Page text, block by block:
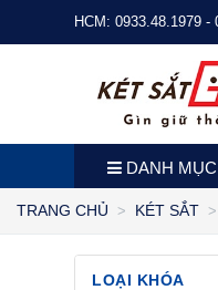
HCM: 0933.48.1979 -
DANH
TRANG CHỦ KÉT SẮT
LOẠI KHÓA